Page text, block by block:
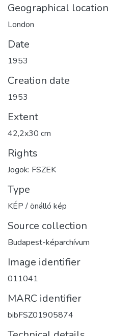
Geographical location
London
Date
1953
Creation date
1953
Extent
42,2x30 cm
Rights
Jogok: FSZEK
Type
KÉP / önálló kép
Source collection
Budapest-képarchívum
Image identifier
011041
MARC identifier
bibFSZ01905874